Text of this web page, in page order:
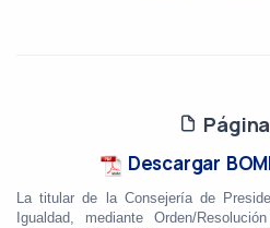
Descargar
La titular de la Consejería de
Igualdad, mediante Orden/Resolución